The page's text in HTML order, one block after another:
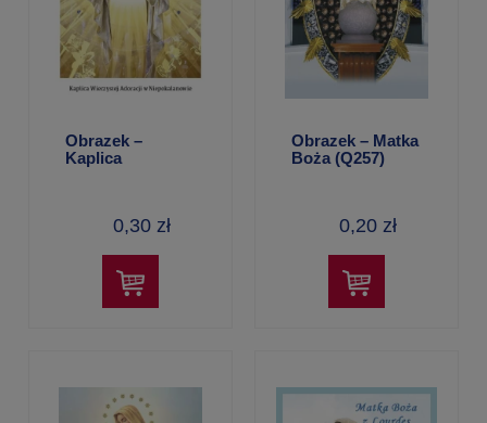
Obrazek –
Kaplica
Pawła II)0,30 zł
Obrazek – Matka
Boża (Q257)
0,20 zł